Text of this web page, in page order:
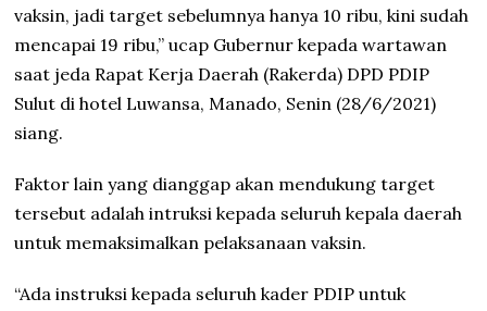
vaksin, jadi target sebelumnya hanya 10 ribu, kini sudah
mencapai 19 ribu,” ucap Gubernur kepada wartawan
saat jeda Rapat Kerja Daerah (Rakerda) DPD PDIP
Sulut di hotel Luwansa, Manado, Senin (28/6/2021)
siang.
Faktor lain yang dianggap akan mendukung target
tersebut adalah intruksi kepada seluruh kepala daerah
untuk memaksimalkan pelaksanaan vaksin.
“Ada instruksi kepada seluruh kader PDIP untuk